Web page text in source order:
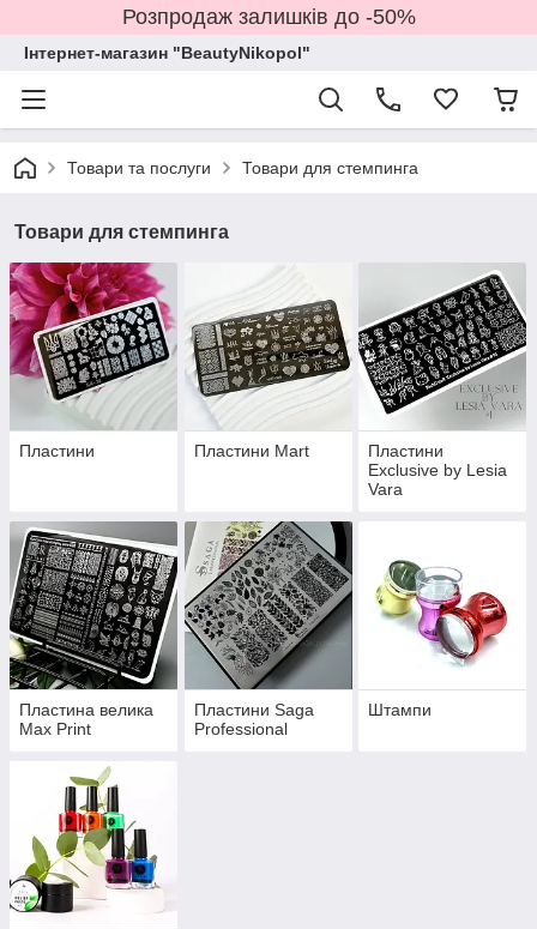
Розпродаж залишків до -50%
Інтернет-магазин "BeautyNikopol"
Товари та послуги Товари для стемпинга
Товари для стемпинга
Пластини Пластини Mart
Пластини
Exclusive by Lesia
Vara
Пластина велика
Max Print
Пластини Saga
Professional
Штампи